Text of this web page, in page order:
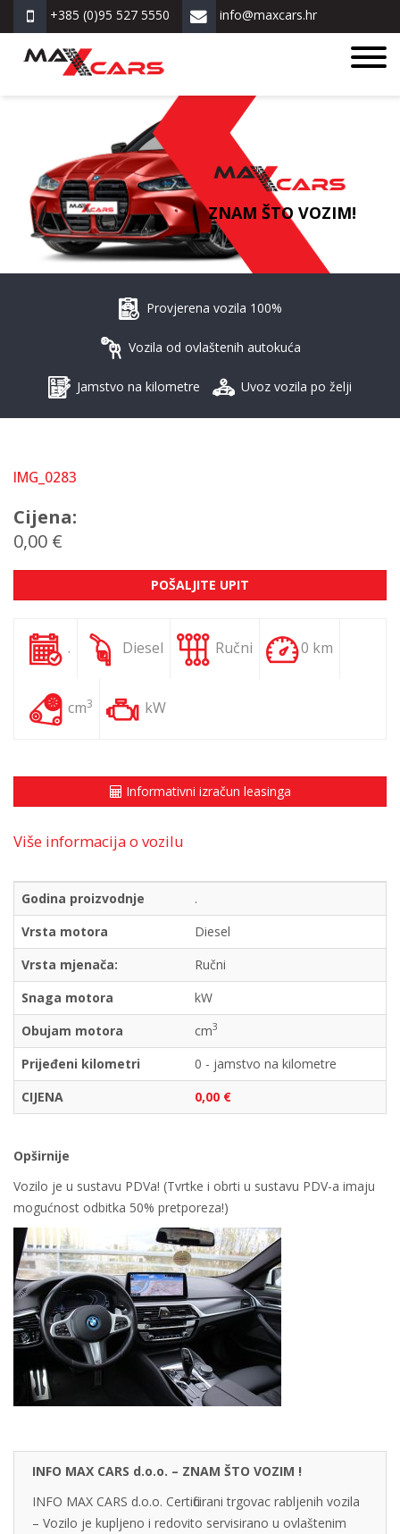
+385 (0)95 527 5550 info@maxcars.hr
ZNAM ŠTO VOZIM!
Provjerena vozila 100%
Vozila od ovlaštenih autokuća
Jamstvo na kilometre Uvoz vozila po želji
IMG_0283
Cijena:
0,00 €
POŠALJITE UPIT
. Diesel Ručni 0 km
cm3 kW
Informativni izračun leasinga
Više informacija o vozilu
Godina proizvodnje
.
Vrsta motora
Diesel
Vrsta mjenača:
Ručni
Snaga motora
kW
Obujam motora
cm3
Prijeđeni kilometri
0 - jamstvo na kilometre
CIJENA
0,00 €
Opširnije
Vozilo je u sustavu PDVa! (Tvrtke i obrti u sustavu PDV-a imaju
mogućnost odbitka 50% pretporeza!)
INFO MAX CARS d.o.o. – ZNAM ŠTO VOZIM !
INFO MAX CARS d.o.o. Certificirani trgovac rabljenih vozila
– Vozilo je kupljeno i redovito servisirano u ovlaštenim